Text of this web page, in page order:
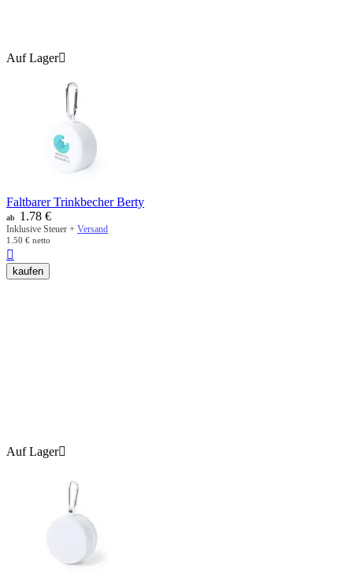
Auf Lager
Faltbarer Trinkbecher Berty
ab 1.78 €
Inklusive Steuer + Versand
1.50 € netto

kaufen
Auf Lager